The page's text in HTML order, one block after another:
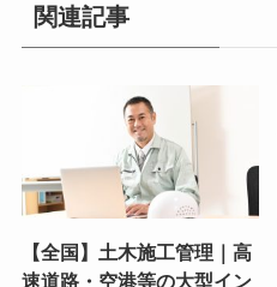
関連記事
【全国】土木施工管理｜高
速道路・空港等の大型イン